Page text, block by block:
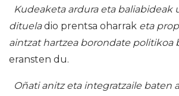
Kudeaketa ardura eta baliabideak
ditueladio prentsa oharrak eta
aintzat hartzea borondate politikoa
eransten du.
Oñati anitz eta integratzaile baten